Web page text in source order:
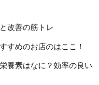
改善の筋トレ
すめのお店のはここ！
養素はなに？効率の良い